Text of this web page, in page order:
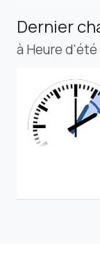
Dernier
à Heure d'été